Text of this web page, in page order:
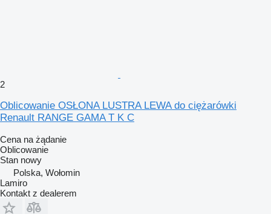
2
Oblicowanie OSŁONA LUSTRA LEWA do ciężarówki
Renault RANGE GAMA T K C
Cena na żądanie
Oblicowanie
Stan nowy
Polska, Wołomin
Lamiro
Kontakt z dealerem